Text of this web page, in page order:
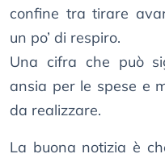
confine tra tirare
un po’ di respiro.
Una cifra che può
ansia per le spese e
da realizzare.
La buona notizia è